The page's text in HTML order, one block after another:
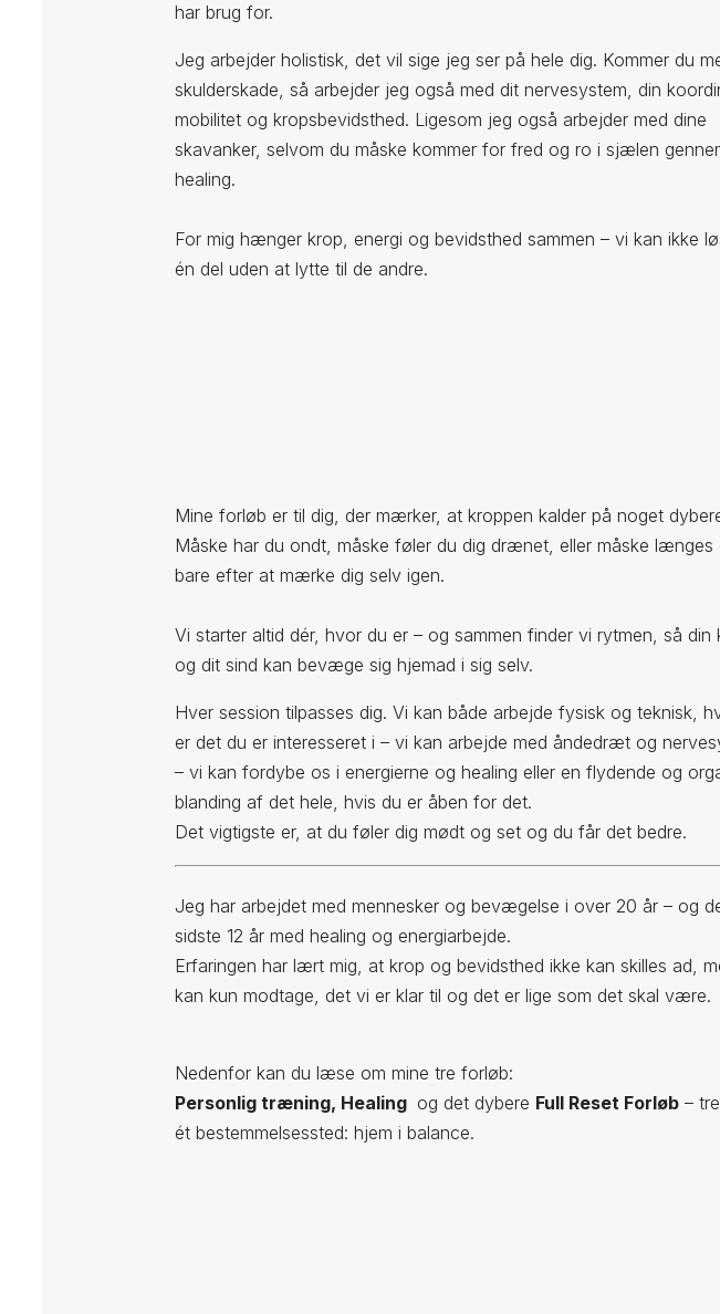
har brug for.
Jeg arbejder holistisk, det vil sige jeg ser på hele dig. Kommer du
skulderskade, så arbejder jeg også med dit nervesystem, din
mobilitet og kropsbevidsthed. Ligesom jeg også arbejder med dine
skavanker, selvom du måske kommer for fred og ro i sjælen
healing.
For mig hænger krop, energi og bevidsthed sammen – vi kan ikke
én del uden at lytte til de andre.
Mine forløb er til dig, der mærker, at kroppen kalder på noget
Måske har du ondt, måske føler du dig drænet, eller måske længes
bare efter at mærke dig selv igen.
Vi starter altid dér, hvor du er – og sammen finder vi rytmen, så din
og dit sind kan bevæge sig hjemad i sig selv.
Hver session tilpasses dig. Vi kan både arbejde fysisk og teknisk,
er det du er interesseret i – vi kan arbejde med åndedræt og
– vi kan fordybe os i energierne og healing eller en flydende og
blanding af det hele, hvis du er åben for det.
Det vigtigste er, at du føler dig mødt og set og du får det bedre.
Jeg har arbejdet med mennesker og bevægelse i over 20 år – og
sidste 12 år med healing og energiarbejde.
Erfaringen har lært mig, at krop og bevidsthed ikke kan skilles ad,
kan kun modtage, det vi er klar til og det er lige som det skal være.
Nedenfor kan du læse om mine tre forløb:
Personlig træning, Healing og det dybere Full Reset Forløb –
ét bestemmelsessted: hjem i balance.